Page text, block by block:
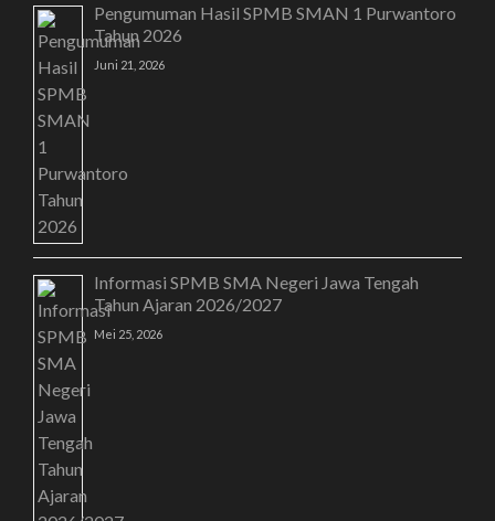
Pengumuman Hasil SPMB SMAN 1 Purwantoro
Tahun 2026
Juni 21, 2026
Informasi SPMB SMA Negeri Jawa Tengah
Tahun Ajaran 2026/2027
Mei 25, 2026